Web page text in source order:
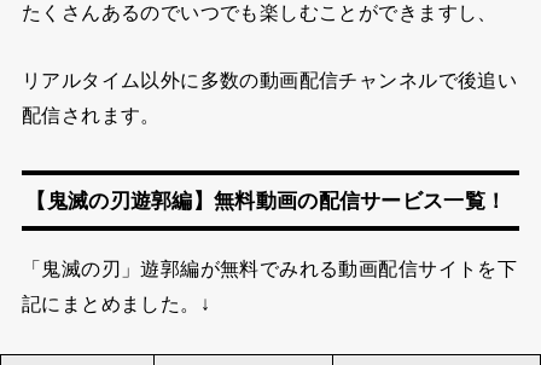
たくさんあるのでいつでも楽しむことができますし、
リアルタイム以外に多数の動画配信チャンネルで後追い
配信されます。
【鬼滅の刃遊郭編】無料動画の配信サービス一覧！
「鬼滅の刃」遊郭編が無料でみれる動画配信サイトを下
記にまとめました。↓